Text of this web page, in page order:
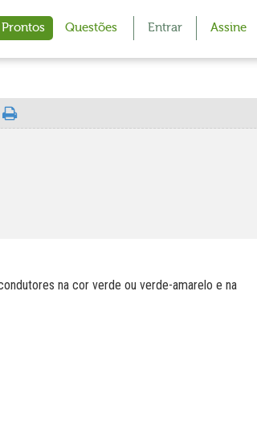
Questões Entrar Assine
na cor verde ou verde-amarelo e na